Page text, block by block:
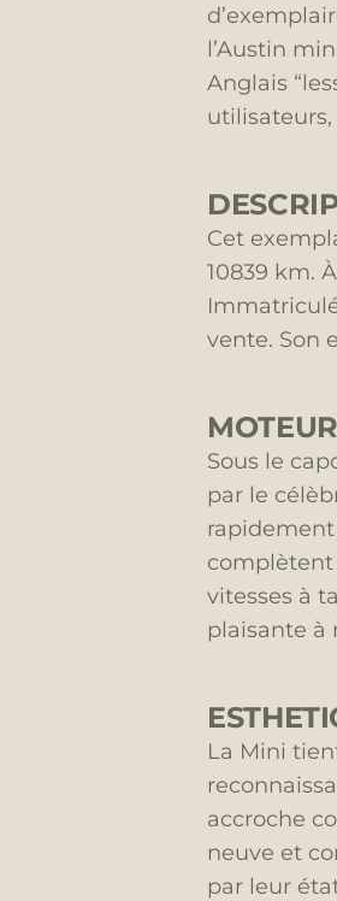
l’Austin
Anglais
Cet
10839 km.
vente. Son
Sous le
par le
complètent
vitesses à
plaisante à
La Mini
accroche
neuve et
par leur